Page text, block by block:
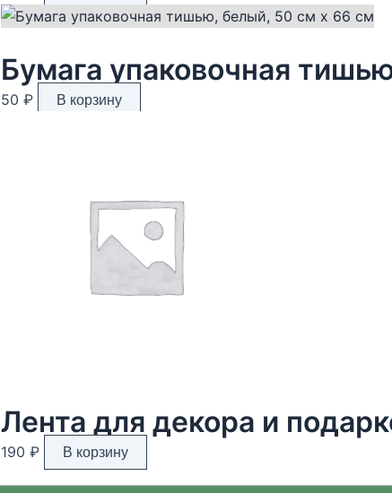
Бумага упаковочная
50 ₽ В корзину
Лента для декора и
190 ₽ В корзину